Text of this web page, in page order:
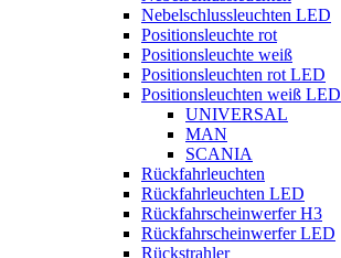
Nebelschlussleuchten LED
Positionsleuchte rot
Positionsleuchte weiß
Positionsleuchten rot LED
Positionsleuchten weiß LED
UNIVERSAL
MAN
SCANIA
Rückfahrleuchten
Rückfahrleuchten LED
Rückfahrscheinwerfer H3
Rückfahrscheinwerfer LED
Rückstrahler